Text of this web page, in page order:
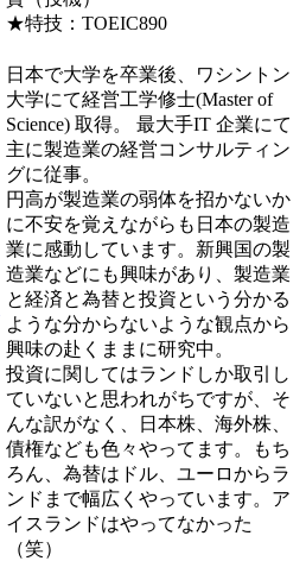
★特技：TOEIC890
日本で大学を卒業後、ワシントン
大学にて経営工学修士(Master of
Science) 取得。 最大手IT 企業にて
主に製造業の経営コンサルティン
グに従事。
円高が製造業の弱体を招かないか
に不安を覚えながらも日本の製造
業に感動しています。新興国の製
造業などにも興味があり、製造業
と経済と為替と投資という分かる
ような分からないような観点から
興味の赴くままに研究中。
投資に関してはランドしか取引し
ていないと思われがちですが、そ
んな訳がなく、日本株、海外株、
債権なども色々やってます。もち
ろん、為替はドル、ユーロからラ
ンドまで幅広くやっています。ア
イスランドはやってなかった
（笑）